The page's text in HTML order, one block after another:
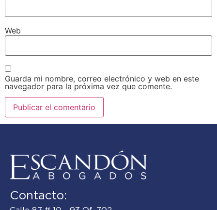
Web
Guarda mi nombre, correo electrónico y web en este
navegador para la próxima vez que comente.
Contacto: